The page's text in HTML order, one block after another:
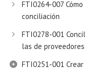
FTI0264-007
conciliación
FTI0278-001
las de
FTI0251-001